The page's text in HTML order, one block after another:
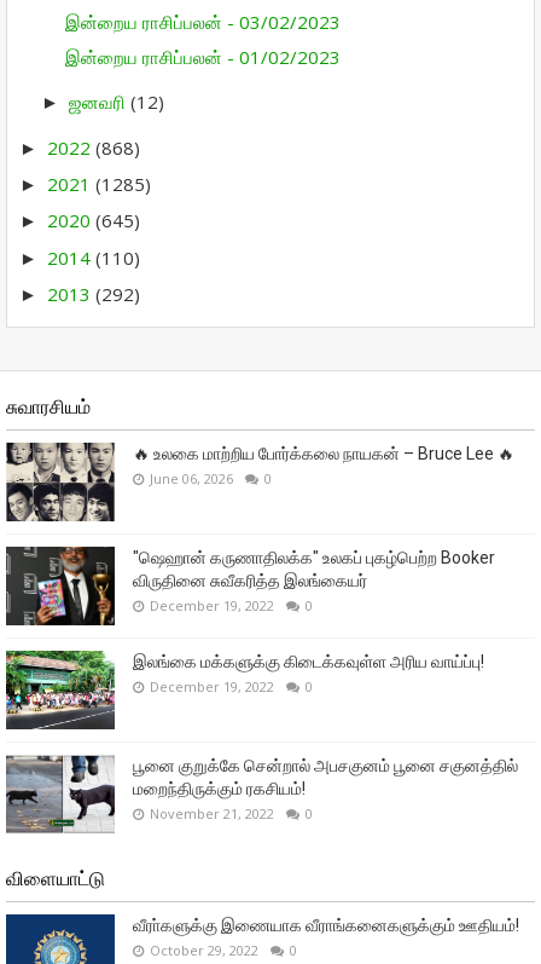
இன்றைய ராசிப்பலன் - 03/02/2023
இன்றைய ராசிப்பலன் - 01/02/2023
► ஜனவரி (12)
► 2022 (868)
► 2021 (1285)
► 2020 (645)
► 2014 (110)
► 2013 (292)
சுவாரசியம்
🔥 உலகை மாற்றிய போர்க்கலை நாயகன் – Bruce Lee 🔥
June 06, 2026 0
"ஷெஹான் கருணாதிலக்க" உலகப் புகழ்பெற்ற Booker
விருதினை சுவீகரித்த இலங்கையர்
December 19, 2022 0
இலங்கை மக்களுக்கு கிடைக்கவுள்ள அரிய வாய்ப்பு!
December 19, 2022 0
பூனை குறுக்கே சென்றால் அபசகுனம் பூனை சகுனத்தில்
மறைந்திருக்கும் ரகசியம்!
November 21, 2022 0
விளையாட்டு
வீரா்களுக்கு இணையாக வீராங்கனைகளுக்கும் ஊதியம்!
October 29, 2022 0